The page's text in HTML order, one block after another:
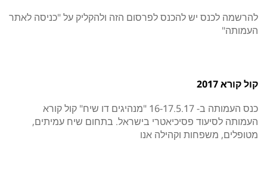
להרשמה לכנס יש להכנס לפרסום הזה ולהקליק על "כניסה לאתר
העמותה"
קול קורא 2017
כנס העמותה ב- 16-17.5.17 "מנהיגים דו שיח" קול קורא
העמותה לסיעוד פסיכיאטרי בישראל. בתחום שיח עמיתים,
מטופלים, משפחות וקהילה אנו